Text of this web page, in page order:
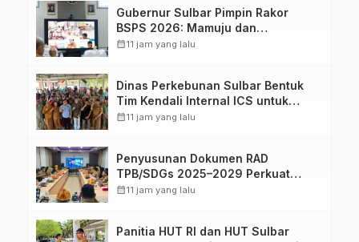
Gubernur Sulbar Pimpin Rakor
BSPS 2026: Mamuju dan
Pasangkayu Masih Nol Realisasi
calendar_month11 jam yang lalu
Dinas Perkebunan Sulbar Bentuk
Tim Kendali Internal ICS untuk
Dukung Sertifikasi ISPO Pekebun di
calendar_month11 jam yang lalu
Penyusunan Dokumen RAD
TPB/SDGs 2025–2029 Perkuat
Arah Pembangunan Berkelanjutan
calendar_month11 jam yang lalu
Panitia HUT RI dan HUT Sulbar